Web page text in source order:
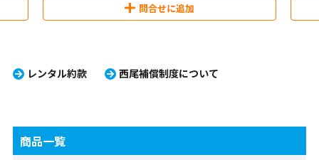
問合せに追加
レンタル約款 西尾補償制度について
商品一覧